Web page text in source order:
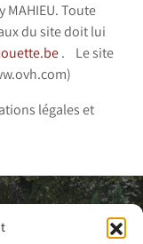
MAHIEU. Toute
du site doit lui
. Le site
légales et